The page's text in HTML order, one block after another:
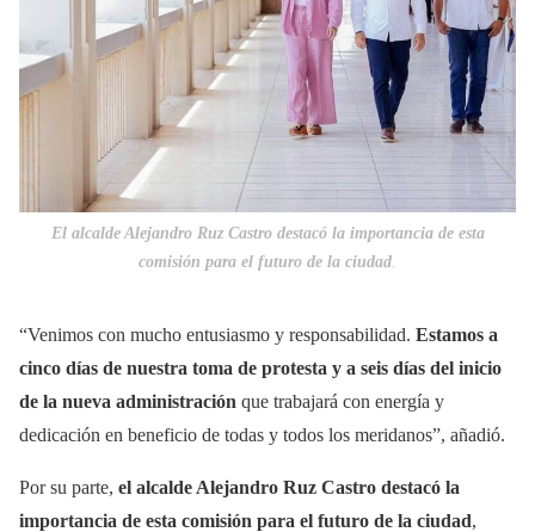
El alcalde Alejandro Ruz Castro destacó la importancia de esta
comisión para el futuro de la ciudad
“Venimos con mucho entusiasmo y responsabilidad. Estamos a
cinco días de nuestra toma de protesta y a seis días del inicio
de la nueva administración que trabajará con energía y
dedicación en beneficio de todas y todos los meridanos”, añadió.
Por su parte, el alcalde Alejandro Ruz Castro destacó la
importancia de esta comisión para el futuro de la ciudad,